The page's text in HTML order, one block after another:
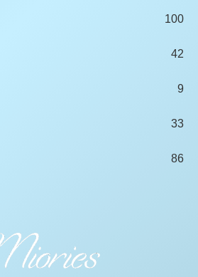
100
42
9
33
86